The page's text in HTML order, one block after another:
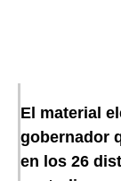
El material
gobernador
en los 26